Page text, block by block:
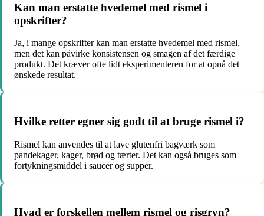
Kan man erstatte hvedemel med rismel i
opskrifter?
Ja, i mange opskrifter kan man erstatte hvedemel med rismel,
men det kan påvirke konsistensen og smagen af det færdige
produkt. Det kræver ofte lidt eksperimenteren for at opnå det
ønskede resultat.
Hvilke retter egner sig godt til at bruge rismel i?
Rismel kan anvendes til at lave glutenfri bagværk som
pandekager, kager, brød og tærter. Det kan også bruges som
fortykningsmiddel i saucer og supper.
Hvad er forskellen mellem rismel og risgryn?